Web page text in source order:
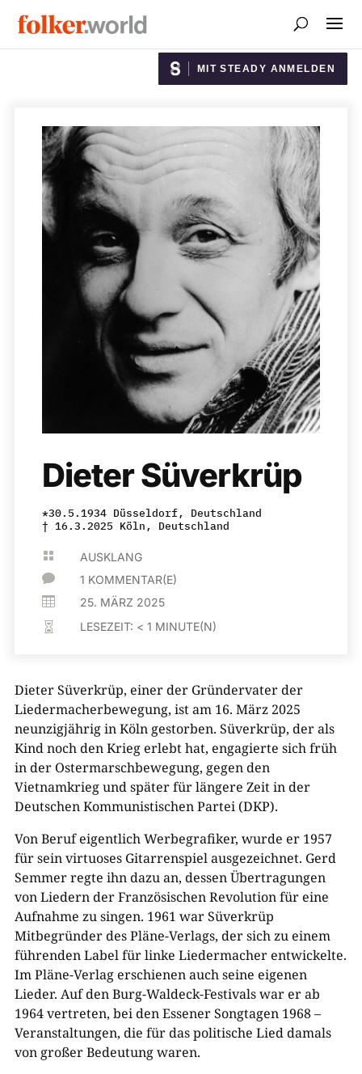
MIT STEADY ANMELDEN
Dieter Süverkrüp
*30.5.1934 Düsseldorf, Deutschland
† 16.3.2025 Köln, Deutschland
 AUSKLANG
 1 KOMMENTAR(E)
 25. MÄRZ 2025
 LESEZEIT: < 1 MINUTE(N)
Dieter Süverkrüp, einer der Gründervater der
Liedermacherbewegung, ist am 16. März 2025
neunzigjährig in Köln gestorben. Süverkrüp, der als
Kind noch den Krieg erlebt hat, engagierte sich früh
in der Ostermarschbewegung, gegen den
Vietnamkrieg und später für längere Zeit in der
Deutschen Kommunistischen Partei (DKP).
Von Beruf eigentlich Werbegrafiker, wurde er 1957
für sein virtuoses Gitarrenspiel ausgezeichnet. Gerd
Semmer regte ihn dazu an, dessen Übertragungen
von Liedern der Französischen Revolution für eine
Aufnahme zu singen. 1961 war Süverkrüp
Mitbegründer des Pläne-Verlags, der sich zu einem
führenden Label für linke Liedermacher entwickelte.
Im Pläne-Verlag erschienen auch seine eigenen
Lieder. Auf den Burg-Waldeck-Festivals war er ab
1964 vertreten, bei den Essener Songtagen 1968 –
Veranstaltungen, die für das politische Lied damals
von großer Bedeutung waren.